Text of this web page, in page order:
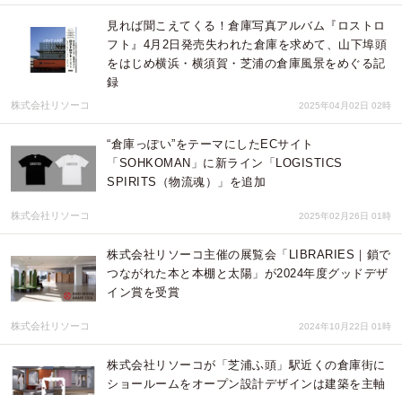
見れば聞こえてくる！倉庫写真アルバム『ロストロ
フト』4月2日発売失われた倉庫を求めて、山下埠頭
をはじめ横浜・横須賀・芝浦の倉庫風景をめぐる記
録
株式会社リソーコ 2025年04月02日 02時
“倉庫っぽい”をテーマにしたECサイト
「SOHKOMAN」に新ライン「LOGISTICS
SPIRITS（物流魂）」を追加
株式会社リソーコ 2025年02月26日 01時
株式会社リソーコ主催の展覧会「LIBRARIES｜鎖で
つながれた本と本棚と太陽」が2024年度グッドデザ
イン賞を受賞
株式会社リソーコ 2024年10月22日 01時
株式会社リソーコが「芝浦ふ頭」駅近くの倉庫街に
ショールームをオープン設計デザインは建築を主軸